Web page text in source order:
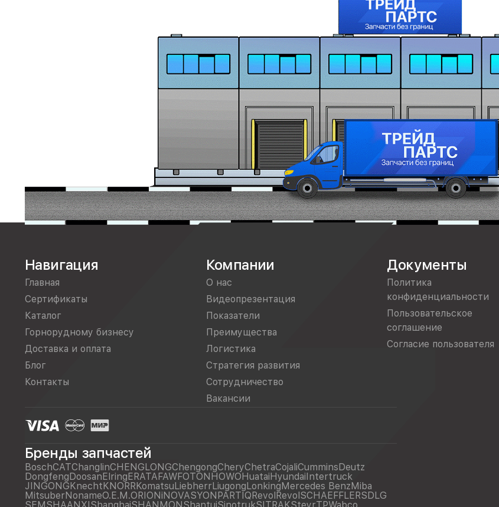
Навигация
Главная
Сертификаты
Каталог
Горнорудному бизнесу
Доставка и оплата
Блог
Контакты
Компании
О нас
Видеопрезентация
Показатели
Преимущества
Логистика
Стратегия развития
Сотрудничество
Вакансии
Документы
Политика
конфиденциальности
Пользовательское
соглашение
Согласие пользователя
Бренды запчастей
BoschCATChanglinCHENGLONGChengongCheryChetraCojaliCumminsDeutz
DongfengDoosanElringERATAFAWFOTONHOWOHuataiHyundaiIntertruck
JINGONGKnechtKNORRKomatsuLiebherrLiugongLonkingMercedes BenzMiba
MitsuberNonameO.E.M.ORIONiNOVASYONPARTIQRevolRevolSCHAEFFLERSDLG